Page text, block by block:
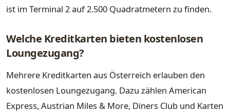
ist im Terminal 2 auf 2.500 Quadratmetern zu finden.
Welche Kreditkarten bieten kostenlosen
Loungezugang?
Mehrere Kreditkarten aus Österreich erlauben den
kostenlosen Loungezugang. Dazu zählen American
Express, Austrian Miles & More, Diners Club und Karten